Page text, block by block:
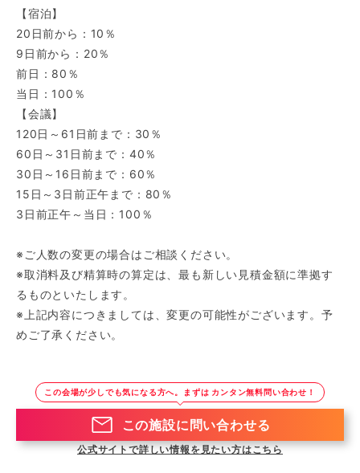
【宿泊】
20日前から：10％
9日前から：20％
前日：80％
当日：100％
【会議】
120日～61日前まで：30％
60日～31日前まで：40％
30日～16日前まで：60％
15日～3日前正午まで：80％
3日前正午～当日：100％
※ご人数の変更の場合はご相談ください。
※取消料及び精算時の算定は、最も新しい見積金額に準拠す
るものといたします。
※上記内容につきましては、変更の可能性がございます。予
めご了承ください。
この会場が少しでも気になる方へ。まずは カンタン無料問い合わせ！
この施設に問い合わせる
公式サイトで詳しい情報を見たい方はこちら